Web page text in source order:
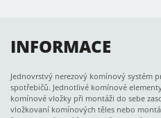
INFORMACE
Jednovrstvý nerezový komínový systém
spotřebičů. Jednotlivé komínové
komínové vložky při montáži do sebe
vložkovaní komínových těles nebo